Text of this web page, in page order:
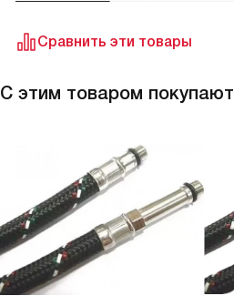
Сравнить эти товары
С этим товаром покупают